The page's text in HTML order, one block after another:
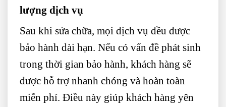
lượng dịch vụ
Sau khi sửa chữa, mọi dịch vụ đều được
bảo hành dài hạn. Nếu có vấn đề phát sinh
trong thời gian bảo hành, khách hàng sẽ
được hỗ trợ nhanh chóng và hoàn toàn
miễn phí. Điều này giúp khách hàng yên